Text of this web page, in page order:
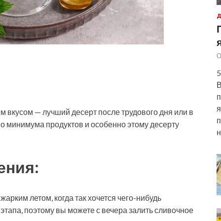
— лучший десерт после трудового дня или в
минимума продуктов и особенно этому десерту
летом, когда так хочется чего-нибудь
поэтому вы можете с вечера залить сливочное